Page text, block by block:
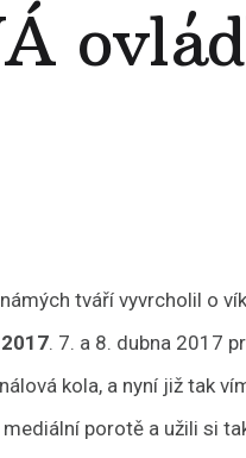
tváří vyvrcholil o
2017. 7. a 8. dubna 2017
kola, a nyní již tak
porotě a užili si